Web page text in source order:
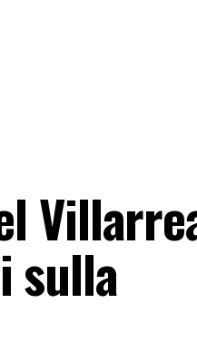
sulla